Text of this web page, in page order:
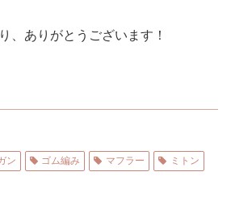
、ありがとうございます！
ン ゴム編み マフラー
ミトン